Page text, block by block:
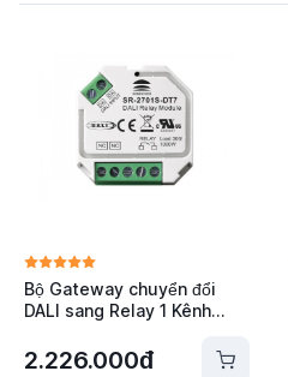
Bộ Gateway chuyển đổi
DALI sang Relay 1 Kênh
2.226.000đ